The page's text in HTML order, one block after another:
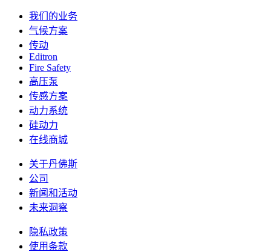
我们的业务
气候方案
传动
Editron
Fire Safety
高压泵
传感方案
动力系统
硅动力
在线商城
关于丹佛斯
公司
新闻和活动
未来洞察
隐私政策
使用条款